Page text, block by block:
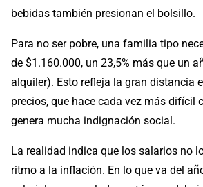
bebidas también presionan el bolsillo.
Para no ser pobre, una familia tipo
de $1.160.000, un 23,5% más que un
alquiler). Esto refleja la gran distancia
precios, que hace cada vez más difícil
genera mucha indignación social.
La realidad indica que los salarios no
ritmo a la inflación. En lo que va del